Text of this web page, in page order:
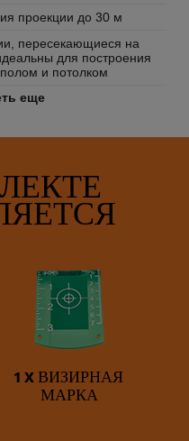
проекции до 30 м
пересекающиеся на
для построения
и потолком
еще
1 X ВИЗИРНАЯ
МАРКА